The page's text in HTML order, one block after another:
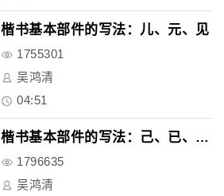
楷书基本部件的写法：儿、元、见
1755301
吴鸿清
04:51
楷书基本部件的写法：己、已、也..
1796635
吴鸿清